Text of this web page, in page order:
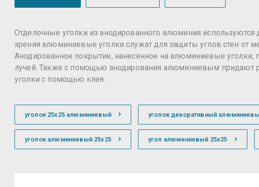
Отделочные уголки из анодированного алюминия
зрения алюминиевые уголки служат для защиты углов стен от
Анодированное покрытие, нанесенное на алюминиевые уголки,
лучей. Также с помощью анодирования алюминиевым придают
уголки с помощью клея.
уголок 25х25 алюминиевый уголок декоративный
уголок алюминиевый 25х25 угол алюминиевый 25х25